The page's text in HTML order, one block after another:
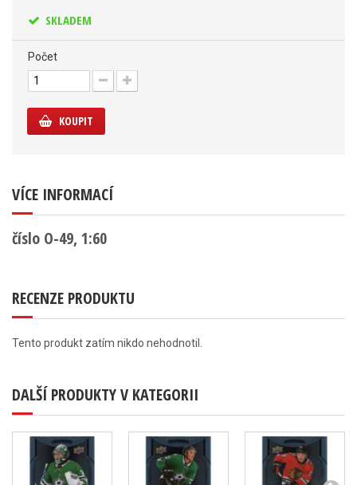
SKLADEM
Počet
KOUPIT
VÍCE INFORMACÍ
číslo O-49, 1:60
RECENZE PRODUKTU
Tento produkt zatím nikdo nehodnotil.
DALŠÍ PRODUKTY V KATEGORII